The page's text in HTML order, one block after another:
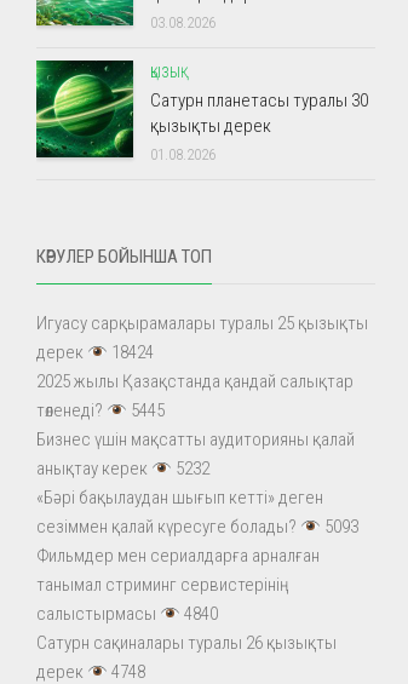
03.08.2026
ҚЫЗЫҚ
Сатурн планетасы туралы 30
қызықты дерек
01.08.2026
КӨРУЛЕР БОЙЫНША ТОП
Игуасу сарқырамалары туралы 25 қызықты
дерек
18424
2025 жылы Қазақстанда қандай салықтар
төленеді?
5445
Бизнес үшін мақсатты аудиторияны қалай
анықтау керек
5232
«Бәрі бақылаудан шығып кетті» деген
сезіммен қалай күресуге болады?
5093
Фильмдер мен сериалдарға арналған
танымал стриминг сервистерінің
салыстырмасы
4840
Сатурн сақиналары туралы 26 қызықты
дерек
4748